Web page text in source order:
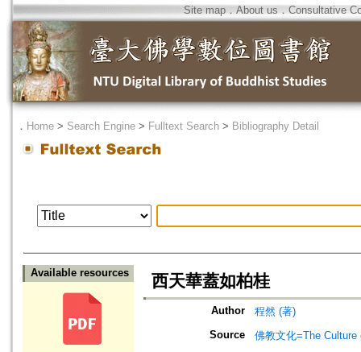
Site map．About us ． Consultative
． Home > Search Engine > Fulltext Search > Bibliography Detail
Available resources 西天華蓋如柏桂
Author
程然 (著)
Source
佛教文化=The